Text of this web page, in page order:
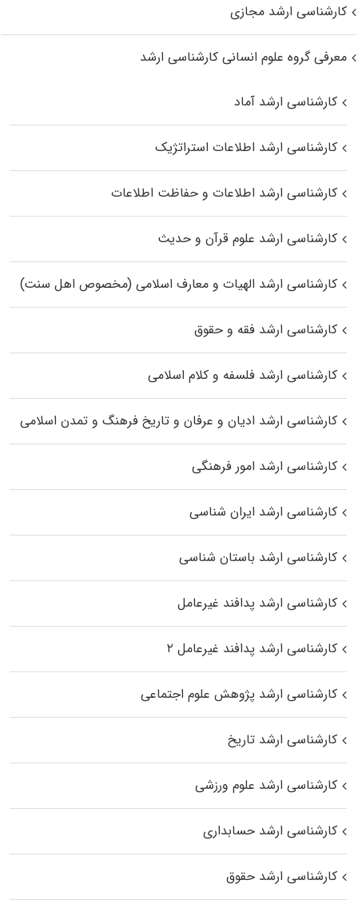
کارشناسی ارشد مجازی
معرفی گروه علوم انسانی کارشناسی ارشد
کارشناسی ارشد آماد
کارشناسی ارشد اطلاعات استراتژیک
کارشناسی ارشد اطلاعات و حفاظت اطلاعات
کارشناسی ارشد علوم قرآن و حدیث
کارشناسی ارشد الهیات و معارف اسلامی (مخصوص اهل سنت)
کارشناسی ارشد فقه و حقوق
کارشناسی ارشد فلسفه و کلام اسلامی
کارشناسی ارشد ادیان و عرفان و تاریخ فرهنگ و تمدن اسلامی
کارشناسی ارشد امور فرهنگی
کارشناسی ارشد ایران شناسی
کارشناسی ارشد باستان شناسی
کارشناسی ارشد پدافند غیرعامل
کارشناسی ارشد پدافند غیرعامل ۲
کارشناسی ارشد پژوهش علوم اجتماعی
کارشناسی ارشد تاریخ
کارشناسی ارشد علوم ورزشی
کارشناسی ارشد حسابداری
کارشناسی ارشد حقوق